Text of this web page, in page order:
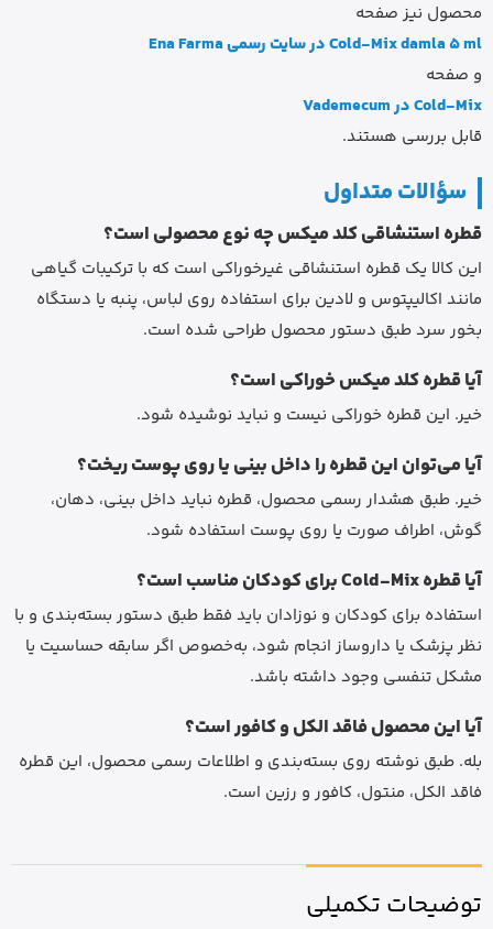
محصول نیز صفحه
Cold-Mix damla 5 ml در سایت رسمی Ena Farma
و صفحه
Cold-Mix در Vademecum
قابل بررسی هستند.
سؤالات متداول
قطره استنشاقی کلد میکس چه نوع محصولی است؟
این کالا یک قطره استنشاقی غیرخوراکی است که با ترکیبات گیاهی
مانند اکالیپتوس و لادین برای استفاده روی لباس، پنبه یا دستگاه
بخور سرد طبق دستور محصول طراحی شده است.
آیا قطره کلد میکس خوراکی است؟
خیر. این قطره خوراکی نیست و نباید نوشیده شود.
آیا می‌توان این قطره را داخل بینی یا روی پوست ریخت؟
خیر. طبق هشدار رسمی محصول، قطره نباید داخل بینی، دهان،
گوش، اطراف صورت یا روی پوست استفاده شود.
آیا قطره Cold-Mix برای کودکان مناسب است؟
استفاده برای کودکان و نوزادان باید فقط طبق دستور بسته‌بندی و با
نظر پزشک یا داروساز انجام شود، به‌خصوص اگر سابقه حساسیت یا
مشکل تنفسی وجود داشته باشد.
آیا این محصول فاقد الکل و کافور است؟
بله. طبق نوشته روی بسته‌بندی و اطلاعات رسمی محصول، این قطره
فاقد الکل، منتول، کافور و رزین است.
توضیحات تکمیلی